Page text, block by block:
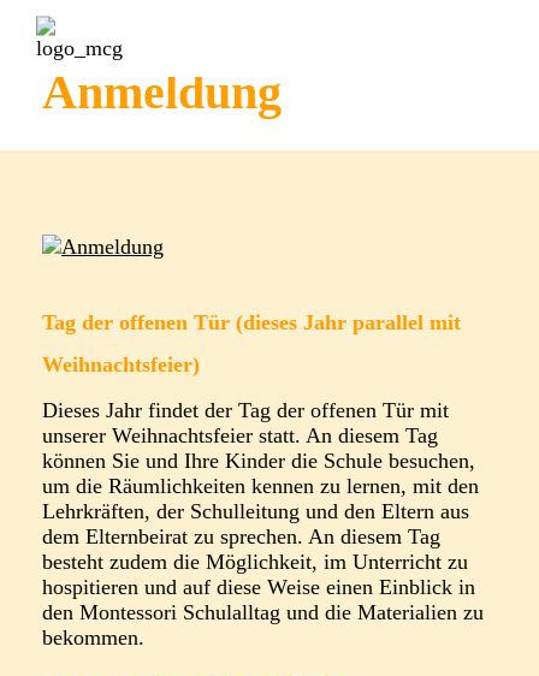
Anmeldung
Tag der offenen Tür (dieses Jahr parallel mit
Weihnachtsfeier)
Dieses Jahr findet der Tag der offenen Tür mit
unserer Weihnachtsfeier statt. An diesem Tag
können Sie und Ihre Kinder die Schule besuchen,
um die Räumlichkeiten kennen zu lernen, mit den
Lehrkräften, der Schulleitung und den Eltern aus
dem Elternbeirat zu sprechen. An diesem Tag
besteht zudem die Möglichkeit, im Unterricht zu
hospitieren und auf diese Weise einen Einblick in
den Montessori Schulalltag und die Materialien zu
bekommen.